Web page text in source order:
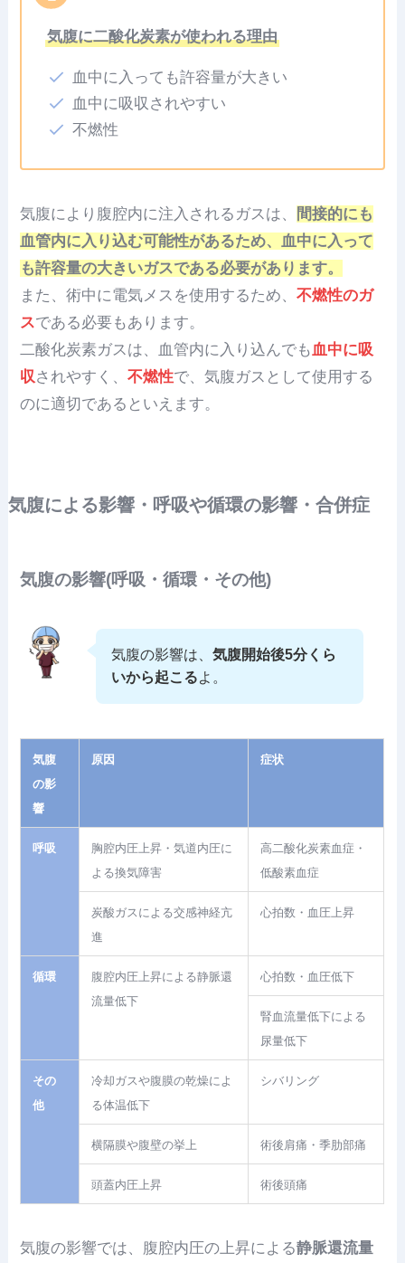
気腹に二酸化炭素が使われる理由
血中に入っても許容量が大きい
血中に吸収されやすい
不燃性
気腹により腹腔内に注入されるガスは、
間接的にも
血管内に入り込む可能性があるため、血中に入って
も許容量の大きいガスである必要があります。
また、術中に電気メスを使用するため、不燃性のガ
スである必要もあります。
二酸化炭素ガスは、血管内に入り込んでも血中に吸
収されやすく、不燃性で、気腹ガスとして使用する
のに適切であるといえます。
気腹による影響・呼吸や循環の影響・合併症
気腹の影響(呼吸・循環・その他)
気腹の影響は、 気腹開始後5分くら
いから起こるよ。
気腹
の影
響
原因 症状
呼吸
胸腔内圧上昇・気道内圧に
よる換気障害
高二酸化炭素血症・
低酸素血症
炭酸ガスによる交感神経亢
進
心拍数・血圧上昇
循環
腹腔内圧上昇による静脈還
流量低下
心拍数・血圧低下
腎血流量低下による
尿量低下
その
他
冷却ガスや腹膜の乾燥によ
る体温低下
シバリング
横隔膜や腹壁の挙上 術後肩痛・季肋部痛
頭蓋内圧上昇 術後頭痛
気腹の影響では、腹腔内圧の上昇による静脈還流量